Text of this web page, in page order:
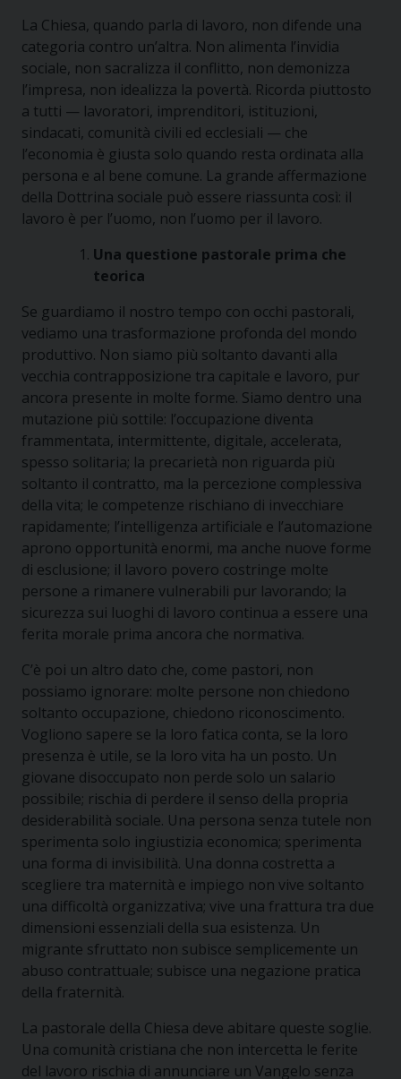
La Chiesa, quando parla di lavoro, non difende una
categoria contro un’altra. Non alimenta l’invidia
sociale, non sacralizza il conflitto, non demonizza
l’impresa, non idealizza la povertà. Ricorda piuttosto
a tutti — lavoratori, imprenditori, istituzioni,
sindacati, comunità civili ed ecclesiali — che
l’economia è giusta solo quando resta ordinata alla
persona e al bene comune. La grande affermazione
della Dottrina sociale può essere riassunta così: il
lavoro è per l’uomo, non l’uomo per il lavoro.
Una questione pastorale prima che
teorica
Se guardiamo il nostro tempo con occhi pastorali,
vediamo una trasformazione profonda del mondo
produttivo. Non siamo più soltanto davanti alla
vecchia contrapposizione tra capitale e lavoro, pur
ancora presente in molte forme. Siamo dentro una
mutazione più sottile: l’occupazione diventa
frammentata, intermittente, digitale, accelerata,
spesso solitaria; la precarietà non riguarda più
soltanto il contratto, ma la percezione complessiva
della vita; le competenze rischiano di invecchiare
rapidamente; l’intelligenza artificiale e l’automazione
aprono opportunità enormi, ma anche nuove forme
di esclusione; il lavoro povero costringe molte
persone a rimanere vulnerabili pur lavorando; la
sicurezza sui luoghi di lavoro continua a essere una
ferita morale prima ancora che normativa.
C’è poi un altro dato che, come pastori, non
possiamo ignorare: molte persone non chiedono
soltanto occupazione, chiedono riconoscimento.
Vogliono sapere se la loro fatica conta, se la loro
presenza è utile, se la loro vita ha un posto. Un
giovane disoccupato non perde solo un salario
possibile; rischia di perdere il senso della propria
desiderabilità sociale. Una persona senza tutele non
sperimenta solo ingiustizia economica; sperimenta
una forma di invisibilità. Una donna costretta a
scegliere tra maternità e impiego non vive soltanto
una difficoltà organizzativa; vive una frattura tra due
dimensioni essenziali della sua esistenza. Un
migrante sfruttato non subisce semplicemente un
abuso contrattuale; subisce una negazione pratica
della fraternità.
La pastorale della Chiesa deve abitare queste soglie.
Una comunità cristiana che non intercetta le ferite
del lavoro rischia di annunciare un Vangelo senza